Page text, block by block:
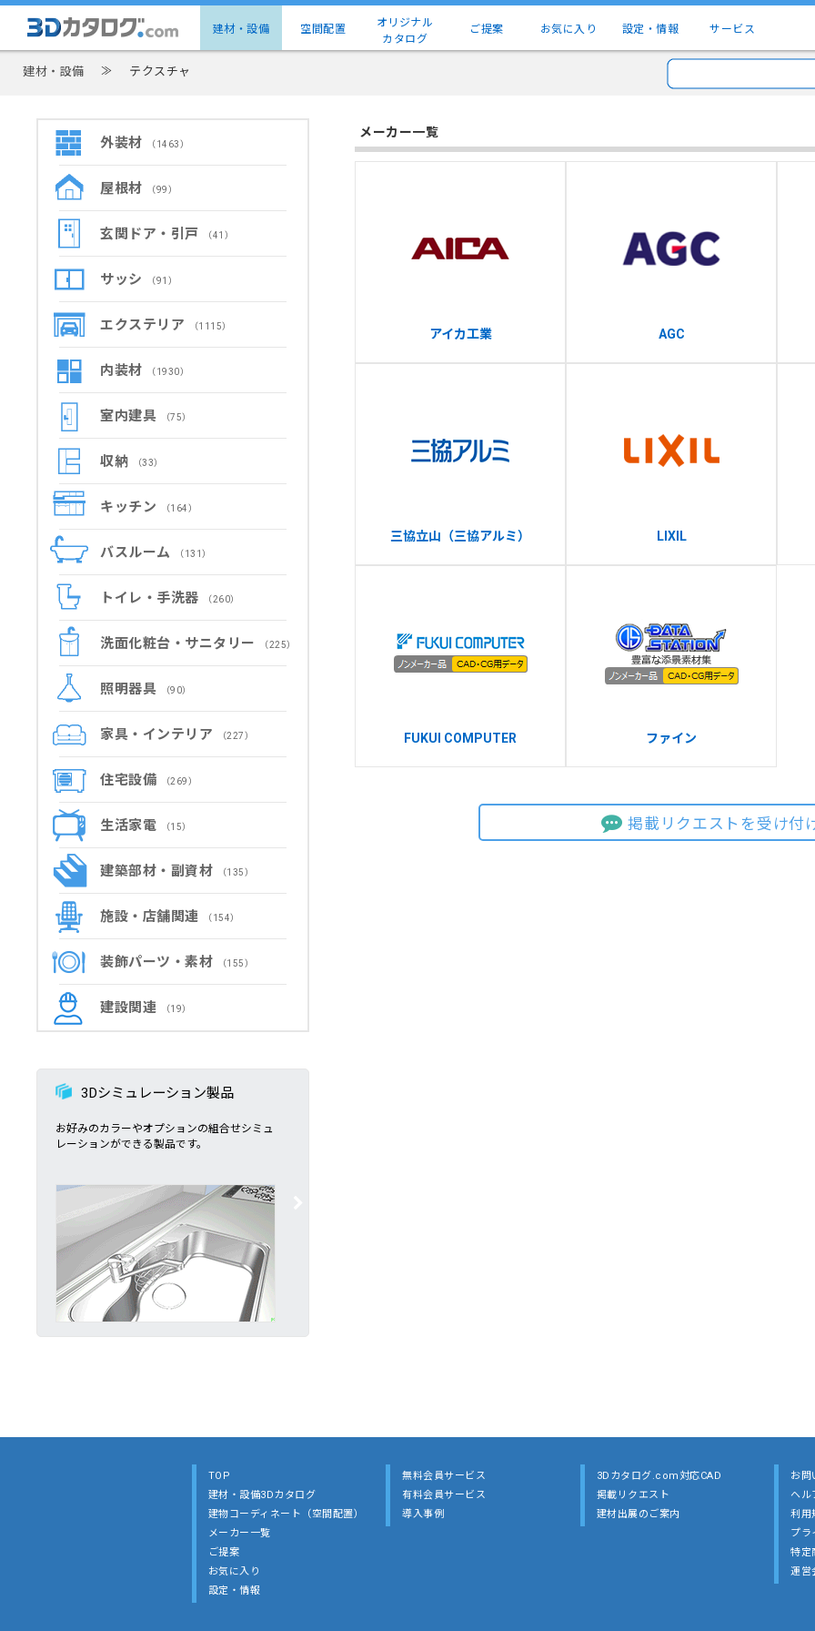
建材・設備 空間配置
オリジナル
カタログ
ご提案 お気に入り 設定・情報 サービス
建材・設備 ≫ テクスチャ
外装材 （1463）
屋根材 （99）
玄関ドア・引戸 （41）
サッシ （91）
エクステリア （1115）
内装材 （1930）
室内建具 （75）
収納 （33）
キッチン （164）
バスルーム （131）
トイレ・手洗器 （260）
洗面化粧台・サニタリー （225）
照明器具 （90）
家具・インテリア （227）
住宅設備 （269）
生活家電 （15）
建築部材・副資材 （135）
施設・店舗関連 （154）
装飾パーツ・素材 （155）
建設関連 （19）
3Dシミュレーション製品
お好みのカラーやオプションの組合せシミュ
レーションができる製品です。
メーカー一覧
アイカ工業 AGC
三協立山（三協アルミ） LIXIL
FUKUI COMPUTER ファイン
掲載リクエストを受け付
TOP
建材・設備3Dカタログ
建物コーディネート（空間配置）
メーカー一覧
ご提案
お気に入り
設定・情報
無料会員サービス
有料会員サービス
導入事例
3Dカタログ.com対応CAD
掲載リクエスト
建材出展のご案内
お問
ヘル
利用
プラ
特定
運営